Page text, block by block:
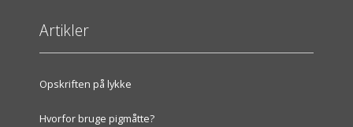
Artikler
Opskriften på lykke
Hvorfor bruge pigmåtte?